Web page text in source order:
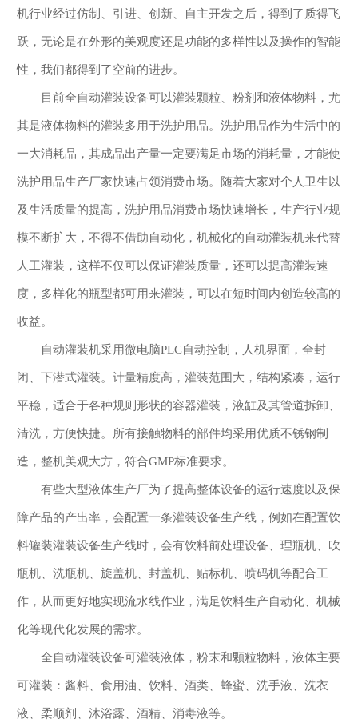
机行业经过仿制、引进、创新、自主开发之后，得到了质得飞
跃，无论是在外形的美观度还是功能的多样性以及操作的智能
性，我们都得到了空前的进步。
目前全自动灌装设备可以灌装颗粒、粉剂和液体物料，尤
其是液体物料的灌装多用于洗护用品。洗护用品作为生活中的
一大消耗品，其成品出产量一定要满足市场的消耗量，才能使
洗护用品生产厂家快速占领消费市场。随着大家对个人卫生以
及生活质量的提高，洗护用品消费市场快速增长，生产行业规
模不断扩大，不得不借助自动化，机械化的自动灌装机来代替
人工灌装，这样不仅可以保证灌装质量，还可以提高灌装速
度，多样化的瓶型都可用来灌装，可以在短时间内创造较高的
收益。
自动灌装机采用微电脑PLC自动控制，人机界面，全封
闭、下潜式灌装。计量精度高，灌装范围大，结构紧凑，运行
平稳，适合于各种规则形状的容器灌装，液缸及其管道拆卸、
清洗，方便快捷。所有接触物料的部件均采用优质不锈钢制
造，整机美观大方，符合GMP标准要求。
有些大型液体生产厂为了提高整体设备的运行速度以及保
障产品的产出率，会配置一条灌装设备生产线，例如在配置饮
料罐装灌装设备生产线时，会有饮料前处理设备、理瓶机、吹
瓶机、洗瓶机、旋盖机、封盖机、贴标机、喷码机等配合工
作，从而更好地实现流水线作业，满足饮料生产自动化、机械
化等现代化发展的需求。
全自动灌装设备可灌装液体，粉末和颗粒物料，液体主要
可灌装：酱料、食用油、饮料、酒类、蜂蜜、洗手液、洗衣
液、柔顺剂、沐浴露、酒精、消毒液等。